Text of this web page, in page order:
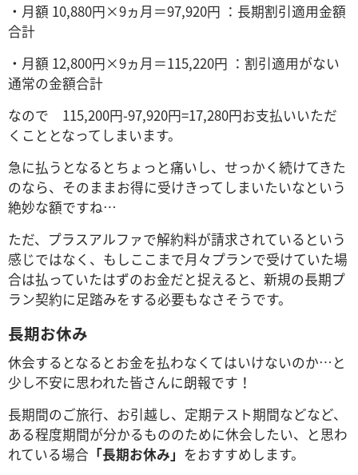
・月額 10,880円×9ヵ月＝97,920円 ：長期割引適用金額
合計
・月額 12,800円×9ヵ月＝115,220円 ：割引適用がない
通常の金額合計
なので 115,200円-97,920円=17,280円お支払いいただ
くこととなってしまいます。
急に払うとなるとちょっと痛いし、せっかく続けてきた
のなら、そのままお得に受けきってしまいたいなという
絶妙な額ですね…
ただ、プラスアルファで解約料が請求されているという
感じではなく、もしここまで月々プランで受けていた場
合は払っていたはずのお金だと捉えると、新規の長期プ
ラン契約に足踏みをする必要もなさそうです。
長期お休み
休会するとなるとお金を払わなくてはいけないのか…と
少し不安に思われた皆さんに朗報です！
長期間のご旅行、お引越し、定期テスト期間などなど、
ある程度期間が分かるもののために休会したい、と思わ
れている場合 「長期お休み」 をおすすめします。